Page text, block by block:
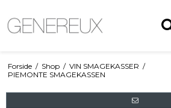
Forside / Shop / VIN SMAGEKASSER /
PIEMONTE SMAGEKASSEN